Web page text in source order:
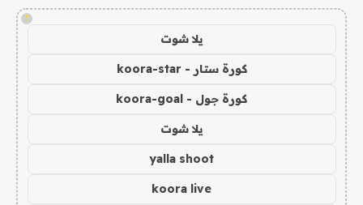
!
يلا شوت
كورة ستار - koora-star
كورة جول - koora-goal
يلا شوت
yalla shoot
koora live